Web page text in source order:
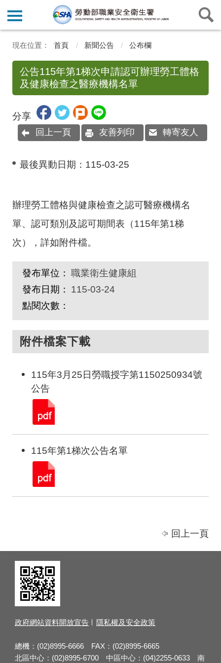
首頁 新聞公告 公布欄
公告115年第1梯次申請認可辦理勞工體格
及健康檢查之醫療機構名單
分享
回上一頁 友善列印 轉寄友人
最後異動日期： 115-03-25
辦理勞工體格與健康檢查之認可醫療機構名
單、認可類別及認可期間表（115年第1梯
次），詳如附件檔。
發布單位： 職業衛生健康組
發布日期：
115-03-24
點閱次數：
附件檔案下載
115年3月25日勞職授字第1150250934號
公告
115年第1梯次公告名單
回上一頁
政府網站資料開放宣告 隱私權及安全政策
總機：(02)8995-6666 FAX：(02)8995-6665
北區中心：(02)8995-6700 中區中心：(04)2255-0633 南